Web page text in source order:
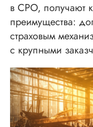
в СРО, получают
преимущества:
страховым
с крупными